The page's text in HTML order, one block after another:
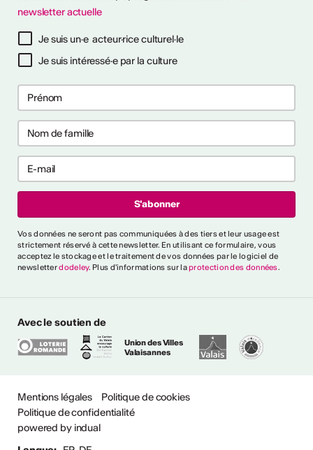
pour prévenir
?
pour prévenir
?
tout
je reconnu
culturel
?
une personne comme
Un glossaire de
également l'utilisation
?
professionnalisme
newsletter actuelle
Je suis un·e acteur·rice culturel·le
Je suis intéressé·e par la culture
Vos données ne seront pas communiquées à des tiers et leur usage est
strictement réservé à cette newsletter. En utilisant ce formulaire, vous
acceptez le stockage et le traitement de vos données par le logiciel de
newsletterdodeley. Plus d'informations sur laprotection des données.
Avec le soutien de
Union des Villes
Valaisannes
Mentions légales
Politique de cookies
Politique de confidentialité
powered by indual